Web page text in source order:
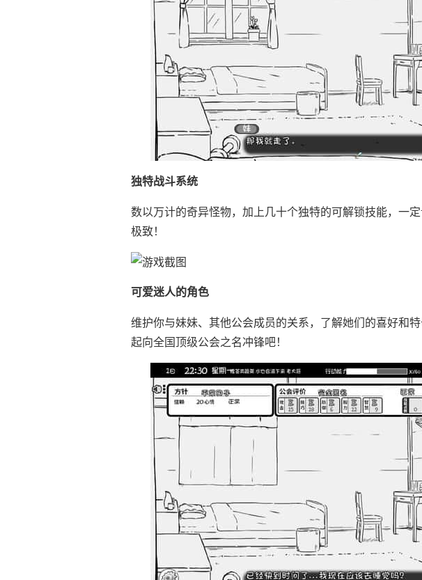
独特战斗系统
数以万计的奇异怪物，加上几十个独特的可解锁技能，一
极致！
可爱迷人的角色
维护你与妹妹、其他公会成员的关系，了解她们的喜好和
起向全国顶级公会之名冲锋吧！